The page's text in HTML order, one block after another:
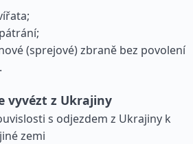
(sprejové) zbraně bez povolení
vyvézt z Ukrajiny
s odjezdem z Ukrajiny k
zemi